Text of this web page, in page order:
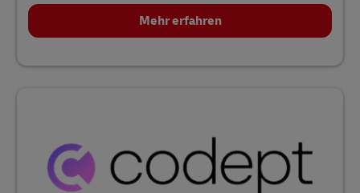
Mehr erfahren